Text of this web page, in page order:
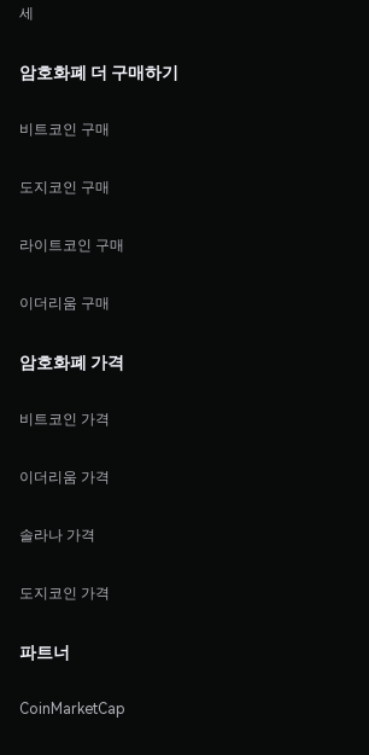
세
암호화폐 더 구매하기
비트코인 구매
도지코인 구매
라이트코인 구매
이더리움 구매
암호화폐 가격
비트코인 가격
이더리움 가격
솔라나 가격
도지코인 가격
파트너
CoinMarketCap